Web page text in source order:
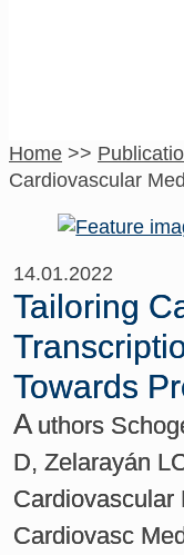
Home >>
Cardiovascular
14.01.2022
Tailoring
Towards
A uthors
D, Zelarayán
Cardiovascular
Cardiovasc